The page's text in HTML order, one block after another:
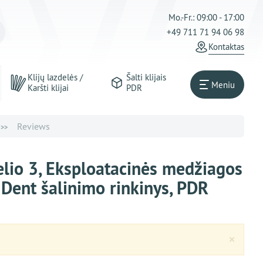
Mo.-Fr.: 09:00 - 17:00
+49 711 71 94 06 98
Kontaktas
Klijų lazdelės /
Karšti klijai
Šalti klijais
PDR
Meniu
Reviews
3, Eksploatacinės medžiagos
šalinimo rinkinys, PDR
×